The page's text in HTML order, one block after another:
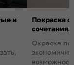
и
Покраска
сочетания,
Окраска